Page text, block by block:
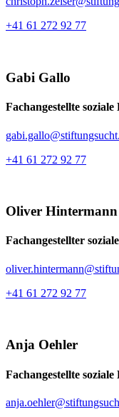
+41 61 272 92 77
Gabi Gallo
Fachangestellte soziale
+41 61 272 92 77
Oliver Hintermann
Fachangestellter
+41 61 272 92 77
Anja Oehler
Fachangestellte soziale